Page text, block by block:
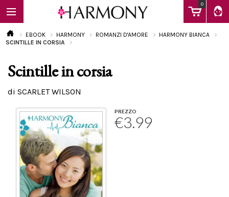
0
EBOOK
Calendario
EBOOK HARMONY ROMANZI D'AMORE
HARMONY BIANCA
SCINTILLE IN CORSIA
Scintille in corsia
di SCARLET WILSON
PREZZO
€3.99